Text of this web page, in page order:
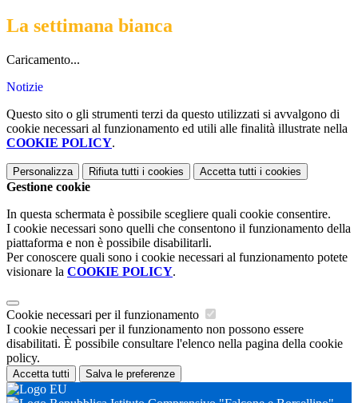
La settimana bianca
Caricamento...
Notizie
Questo sito o gli strumenti terzi da questo utilizzati si avvalgono di
cookie necessari al funzionamento ed utili alle finalità illustrate nella
COOKIE POLICY.
Personalizza Rifiuta tutti i cookies Accetta tutti i cookies
Gestione cookie
In questa schermata è possibile scegliere quali cookie consentire.
I cookie necessari sono quelli che consentono il funzionamento della
piattaforma e non è possibile disabilitarli.
Per conoscere quali sono i cookie necessari al funzionamento potete
visionare la COOKIE POLICY.
Cookie necessari per il funzionamento
I cookie necessari per il funzionamento non possono essere
disabilitati. È possibile consultare l'elenco nella pagina della cookie
policy.
Accetta tutti Salva le preferenze